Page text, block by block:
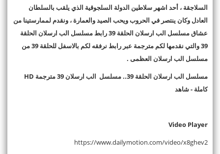
السلاجقة ، أحد اشهر سلاطين الدولة السلجوقية الذي يلقب بالسلطان
العادل وكان ينتصر في الحروب ويحب الصيد والعمارة ، ونقدم لممارستينا من
عشاق مسلسل الب ارسلان الحلقة 39 رابط مسلسل الب ارسلان الحلقة
39 والتي نقدمها لكم مترجمة عبر رابط نرفقه لكم بالاسفل للحلقة 39 من
مسلسل الب ارسلان العظمى .
مسلسل الب ارسلان الحلقة 39.. مسلسل الب ارسلان 39 مترجمة
HD
كاملة - شاهد
Video Player
https://www.dailymotion.com/video/x8ghev2